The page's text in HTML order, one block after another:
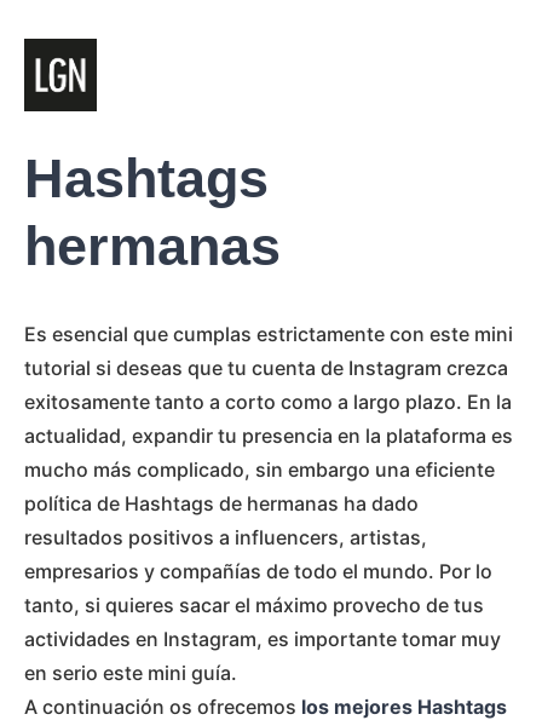
Hashtags
hermanas
Es esencial que cumplas estrictamente con este mini
tutorial si deseas que tu cuenta de Instagram crezca
exitosamente tanto a corto como a largo plazo. En la
actualidad, expandir tu presencia en la plataforma es
mucho más complicado, sin embargo una eficiente
política de Hashtags de hermanas ha dado
resultados positivos a influencers, artistas,
empresarios y compañías de todo el mundo. Por lo
tanto, si quieres sacar el máximo provecho de tus
actividades en Instagram, es importante tomar muy
en serio este mini guía.
A continuación os ofrecemos los mejores Hashtags